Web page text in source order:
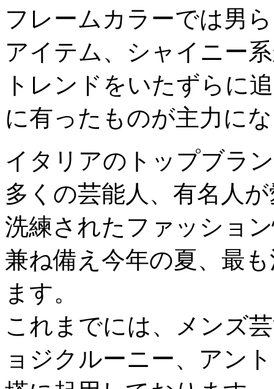
フレームカラーでは男
アイテム、シャイニー
トレンドをいたずらに
に有ったものが主力に
イタリアのトップブラ
多くの芸能人、有名人
洗練されたファッショ
兼ね備え今年の夏、最
ます。
これまでには、メンズ
ョジクルーニー、アン